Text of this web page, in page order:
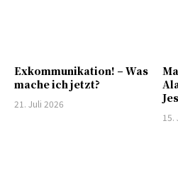
Exkommunikation! – Was
mache ich jetzt?
21. Juli 2026
15.